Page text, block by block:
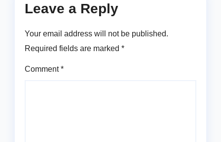
Leave a Reply
Your email address will not be published.
Required fields are marked *
Comment*